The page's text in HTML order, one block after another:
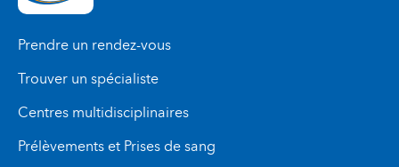
Prendre un rendez-vous
Trouver un spécialiste
Centres multidisciplinaires
Prélèvements et Prises de sang